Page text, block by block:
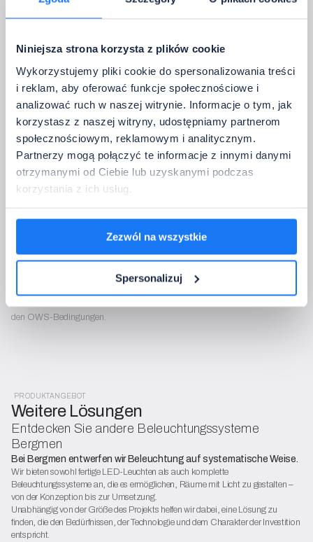
Niniejsza strona korzysta z plików cookie
Wykorzystujemy pliki cookie do spersonalizowania treści
i reklam, aby oferować funkcje społecznościowe i
analizować ruch w naszej witrynie. Informacje o tym, jak
korzystasz z naszej witryny, udostępniamy partnerom
społecznościowym, reklamowym i analitycznym.
Partnerzy mogą połączyć te informacje z innymi danymi
otrzymanymi od Ciebie lub uzyskanymi podczas
korzystania z ich usług.
Zezwól na wszystkie
Spersonalizuj
Wir werden sie nur nutzen, um Kontakt bezüglich der Konfigurationssets
Zusätzliche Anmerkungen:
Konfiguration des Sets abschließen
- kostenlos und unverbindlich.
Der Datenverantwortliche ist Bergmen Sp. z o.o. Die Daten werden zur
Auftragsbearbeitung und Kontaktaufnahme verarbeitet (Art. 6 Abs. 1 lit. b
und f DSGVO). Sie haben das Recht auf Zugang, Berichtigung,
den OWS-Bedingungen.
PRODUKTANGEBOT
Weitere Lösungen
Entdecken Sie andere Beleuchtungssysteme
Bergmen
Bei Bergmen entwerfen wir Beleuchtung auf systematische Weise.
Wir bieten sowohl fertige LED-Leuchten als auch komplette
Beleuchtungssysteme an, die es ermöglichen, Räume mit Licht zu gestalten –
von der Konzeption bis zur Umsetzung.
Unabhängig von der Größe des Projekts helfen wir dabei, eine Lösung zu
finden, die den Bedürfnissen, der Technologie und dem Charakter der Investition
entspricht.